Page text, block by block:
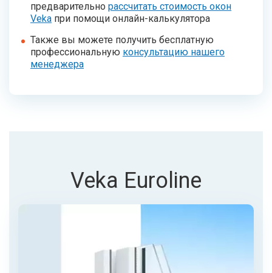
предварительно рассчитать стоимость окон
Veka при помощи онлайн-калькулятора
Также вы можете получить бесплатную
профессиональную консультацию нашего
менеджера
Veka Euroline